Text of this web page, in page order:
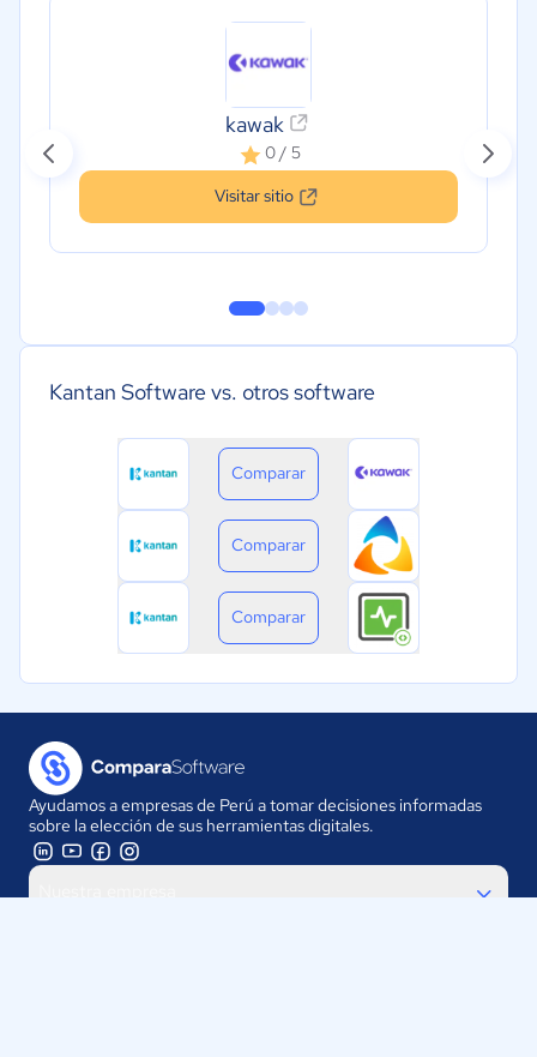
kawak
0 / 5
Visitar sitio
Kantan Software vs. otros software
Comparar
Comparar
Comparar
Ayudamos a empresas de Perú a tomar decisiones informadas
sobre la elección de sus herramientas digitales.